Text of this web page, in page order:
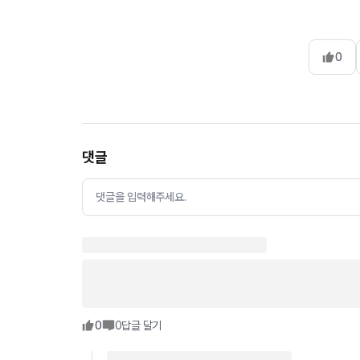
0
댓글
댓글을 입력해주세요.
0 0답글 달기